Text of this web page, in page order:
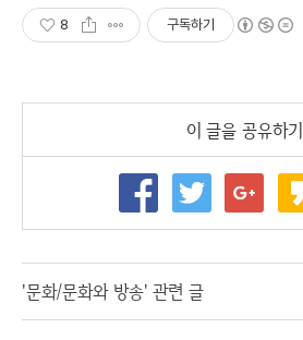
8 구독하기
이 글을 공유하기
'문화/문화와 방송' 관련 글